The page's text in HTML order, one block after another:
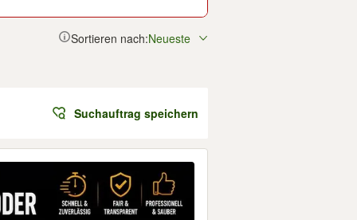
Sortieren nach:Neueste
Suchauftrag speichern